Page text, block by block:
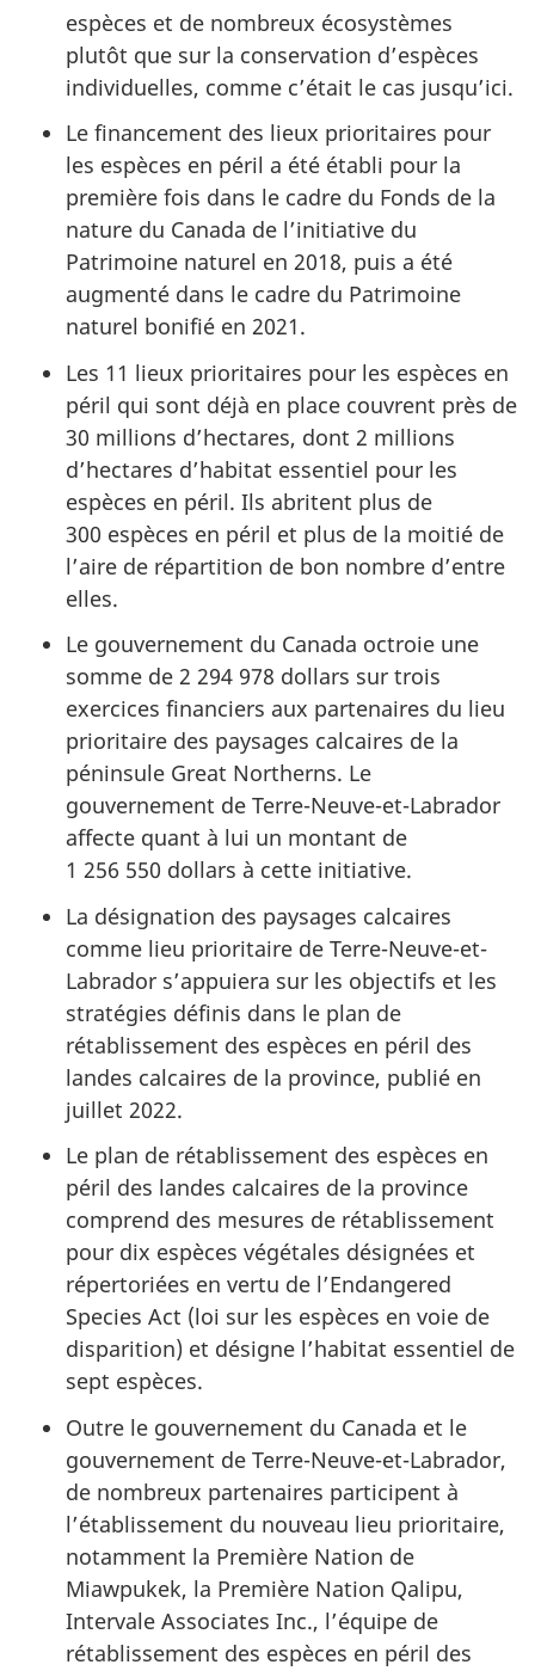
espèces et de nombreux écosystèmes
plutôt que sur la conservation d’espèces
individuelles, comme c’était le cas jusqu’ici.
Le financement des lieux prioritaires pour
les espèces en péril a été établi pour la
première fois dans le cadre du Fonds de la
nature du Canada de l’initiative du
Patrimoine naturel en 2018, puis a été
augmenté dans le cadre du Patrimoine
naturel bonifié en 2021.
Les 11 lieux prioritaires pour les espèces en
péril qui sont déjà en place couvrent près de
30 millions d’hectares, dont 2 millions
d’hectares d’habitat essentiel pour les
espèces en péril. Ils abritent plus de
300 espèces en péril et plus de la moitié de
l’aire de répartition de bon nombre d’entre
elles.
Le gouvernement du Canada octroie une
somme de 2 294 978 dollars sur trois
exercices financiers aux partenaires du lieu
prioritaire des paysages calcaires de la
péninsule Great Northerns. Le
gouvernement de Terre-Neuve-et-Labrador
affecte quant à lui un montant de
1 256 550 dollars à cette initiative.
La désignation des paysages calcaires
comme lieu prioritaire de Terre-Neuve-et-
Labrador s’appuiera sur les objectifs et les
stratégies définis dans le plan de
rétablissement des espèces en péril des
landes calcaires de la province, publié en
juillet 2022.
Le plan de rétablissement des espèces en
péril des landes calcaires de la province
comprend des mesures de rétablissement
pour dix espèces végétales désignées et
répertoriées en vertu de l’Endangered
Species Act (loi sur les espèces en voie de
disparition) et désigne l’habitat essentiel de
sept espèces.
Outre le gouvernement du Canada et le
gouvernement de Terre-Neuve-et-Labrador,
de nombreux partenaires participent à
l’établissement du nouveau lieu prioritaire,
notamment la Première Nation de
Miawpukek, la Première Nation Qalipu,
Intervale Associates Inc., l’équipe de
rétablissement des espèces en péril des